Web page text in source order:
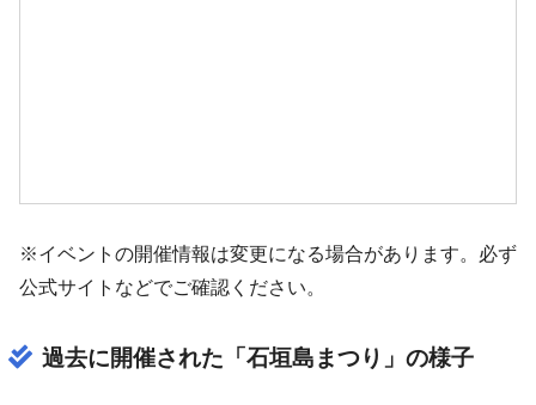
※イベントの開催情報は変更になる場合があります。必ず
公式サイトなどでご確認ください。
過去に開催された「石垣島まつり」の様子